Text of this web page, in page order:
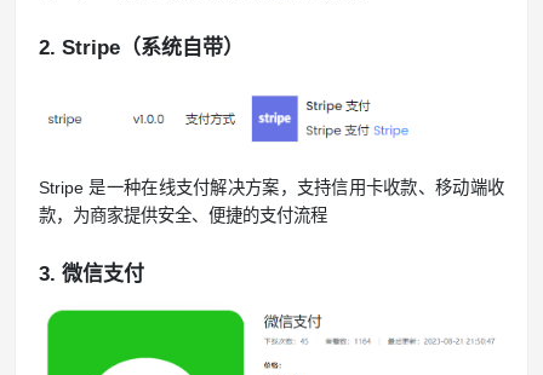
2. Stripe（系统自带）
Stripe 是一种在线支付解决方案，支持信用卡收款、移动端收
款，为商家提供安全、便捷的支付流程
3. 微信支付